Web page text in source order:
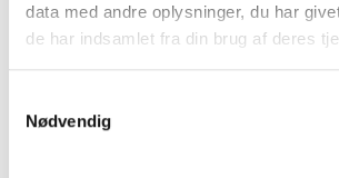
data med andre oplysninger, du har
de har indsamlet fra din brug af deres
Nødvendig